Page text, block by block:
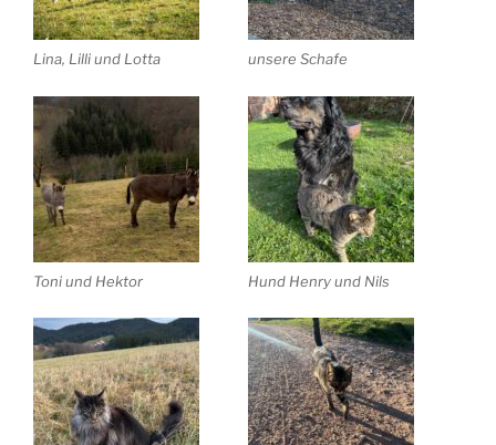
Lina, Lilli und Lotta unsere Schafe
Toni und Hektor Hund Henry und Nils